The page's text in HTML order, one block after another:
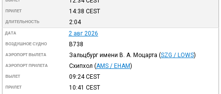
ПРИЛЕТ 14:38 CEST
ДЛИТЕЛЬНОСТЬ 2:04
ДАТА 2 авг 2026
ВОЗДУШНОЕ СУДНО B738
АЭРОПОРТ ВЫЛЕТА Зальцбург имени В. А. Моцарта (SZG / LOWS)
АЭРОПОРТ ПРИЛЕТА Схипхол (AMS / EHAM)
ВЫЛЕТ 09:24CEST
ПРИЛЕТ 10:41 CEST